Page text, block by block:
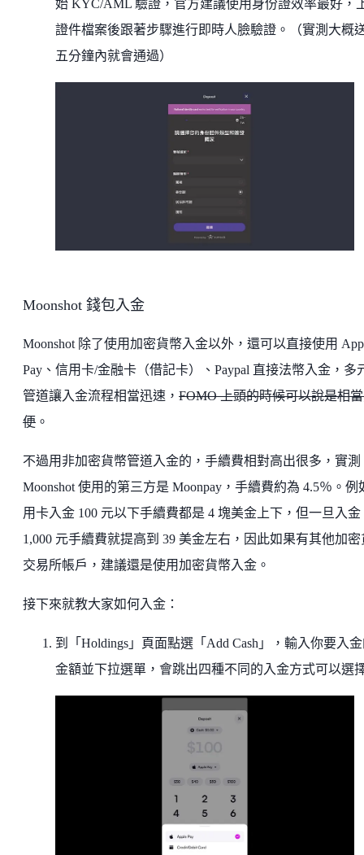
始 KYC/AML 驗證，官方建議使用身份證效率最好，
證件檔案後跟著步驟進行即時人臉驗證。（實測大概
五分鐘內就會通過）
Moonshot 錢包入金
Moonshot 除了使用加密貨幣入金以外，還可以直接使用
Pay、信用卡/金融卡（借記卡）、Paypal 直接法幣入金，多
管道讓入金流程相當迅速， FOMO 上頭的時候可以說是相
便 。
不過用非加密貨幣管道入金的，手續費相對高出很多，實測
Moonshot 使用的第三方是 Moonpay，手續費約為 4.5％。例
用卡入金 100 元以下手續費都是 4 塊美金上下，但一旦入金
1,000 元手續費就提高到 39 美金左右，因此如果有其他加密
交易所帳戶，建議還是使用加密貨幣入金。
接下來就教大家如何入金：
到「Holdings」頁面點選「Add Cash」，輸入你要入
金額並下拉選單，會跳出四種不同的入金方式可以選